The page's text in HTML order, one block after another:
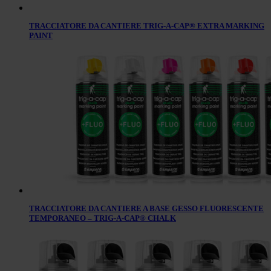
TRACCIATORE DA CANTIERE TRIG-A-CAP® EXTRA MARKING
PAINT
TRACCIATORE DA CANTIERE A BASE GESSO FLUORESCENTE
TEMPORANEO – TRIG-A-CAP® CHALK